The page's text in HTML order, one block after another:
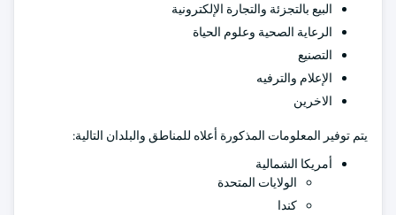
البيع بالتجزئة والتجارة الإلكترونية
الرعاية الصحية وعلوم الحياة
التصنيع
الإعلام والترفيه
الاخرين
يتم توفير المعلومات المذكورة أعلاه للمناطق والبلدان التالية:
أمريكا الشمالية
الولايات المتحدة
كندا